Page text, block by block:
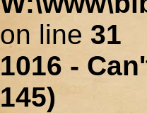
on line 31
1016 -
145)